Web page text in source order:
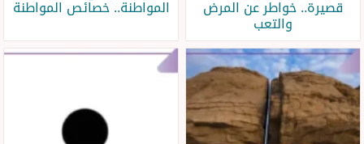
قصيرة.. خواطر عن المرض
والتعب
المواطنة.. خصائص المواطنة